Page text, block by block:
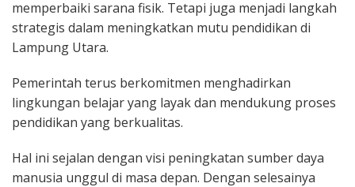
memperbaiki sarana fisik. Tetapi juga menjadi langkah
strategis dalam meningkatkan mutu pendidikan di
Lampung Utara.
Pemerintah terus berkomitmen menghadirkan
lingkungan belajar yang layak dan mendukung proses
pendidikan yang berkualitas.
Hal ini sejalan dengan visi peningkatan sumber daya
manusia unggul di masa depan. Dengan selesainya